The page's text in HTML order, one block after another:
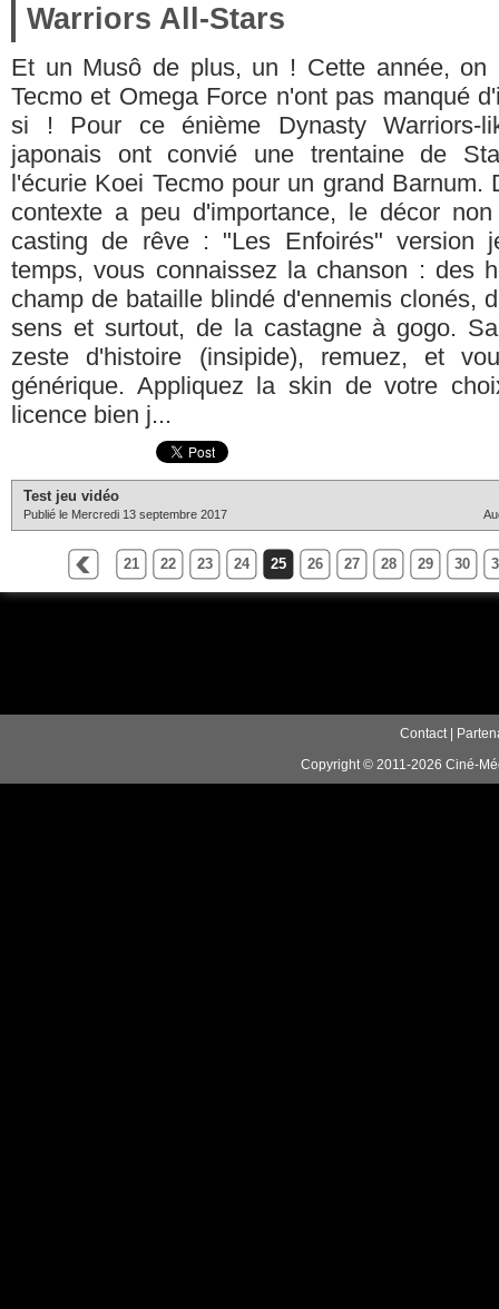
Warriors All-Stars
Et un Musô de plus, un ! Cette année, on
Tecmo et Omega Force n'ont pas manqué
si ! Pour ce énième Dynasty Warriors-
japonais ont convié une trentaine de
l'écurie Koei Tecmo pour un grand Barnum.
contexte a peu d'importance, le décor
casting de rêve : "Les Enfoirés" version
temps, vous connaissez la chanson : des
champ de bataille blindé d'ennemis clonés,
sens et surtout, de la castagne à gogo.
zeste d'histoire (insipide), remuez, et
générique. Appliquez la skin de votre
licence bien j...
Test jeu vidéo
Publié le Mercredi 13 septembre 2017
21 22 23 24 25 26 27 28 29 30
Contact|
Copyright © 2011-2026 Ciné-